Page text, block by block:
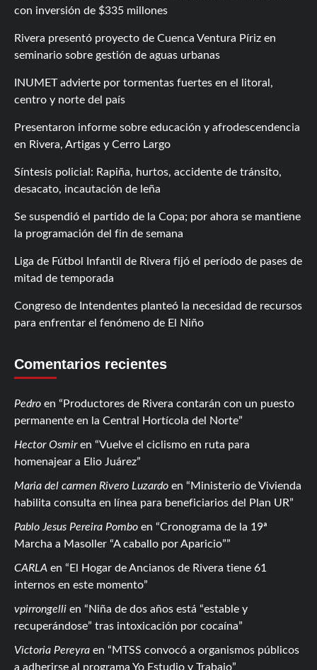
con inversión de $335 millones
Rivera presentó proyecto de Cuenca Ventura Píriz en
seminario sobre gestión de aguas urbanas
INUMET advierte por tormentas fuertes en el litoral,
centro y norte del país
Presentaron informe sobre educación y afrodescendencia
en Rivera, Artigas y Cerro Largo
Síntesis policial: Rapiña, hurtos, accidente de tránsito,
desacato, incautación de leña
Se suspendió el partido de la Copa; por ahora se mantiene
la programación del fin de semana
Liga de Fútbol Infantil de Rivera fijó el período de pases de
mitad de temporada
Congreso de Intendentes planteó la necesidad de recursos
para enfrentar el fenómeno de El Niño
Comentarios recientes
Pedro en
Productores de Rivera contarán con un puesto
permanente en la Central Hortícola del Norte
Hector Osmiren
Vuelve el ciclismo en ruta para
homenajear a Elio Juárez
Maria del carmen Rivero Luzardo en
Ministerio de Vivienda
habilita consulta en línea para beneficiarios del Plan UR
Pablo Jesus Pereira Pombo en
Cronograma de la 19ª
Marcha a Masoller “A caballo por Aparicio”
CARLA en
El Hogar de Ancianos de Rivera tiene 61
internos en este momento
vpirrongelli en
Niña de dos años está “estable y
recuperándose” tras intoxicación por cocaína
Victoria Pereyra en
MTSS convocó a organismos públicos
a adherirse al programa Yo Estudio y Trabajo